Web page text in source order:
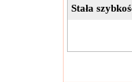
Stała